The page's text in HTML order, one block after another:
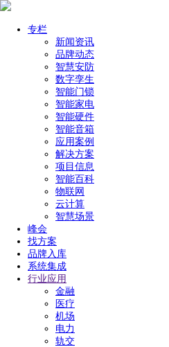
专栏
新闻资讯
品牌动态
智慧安防
数字孪生
智能门锁
智能家电
智能硬件
智能音箱
应用案例
解决方案
项目信息
智能百科
物联网
云计算
智慧场景
峰会
找方案
品牌入库
系统集成
行业应用
金融
医疗
机场
电力
轨交